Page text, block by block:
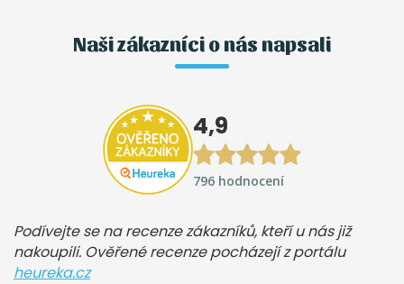
Naši zákazníci o nás napsali
4,9
796 hodnocení
Podívejte se na recenze zákazníků, kteří u nás již
nakoupili. Ověřené recenze pocházejí z portálu
heureka.cz